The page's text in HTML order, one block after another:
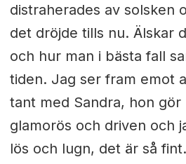
distraherades av solsken
det dröjde tills nu. Älskar
och hur man i bästa fall
tiden. Jag ser fram emot
tant med Sandra, hon gör
glamorös och driven och
lös och lugn, det är så fint.